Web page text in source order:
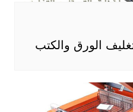
الورق والكتب